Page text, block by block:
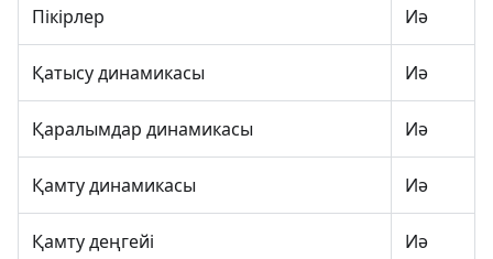
Пікірлер Иә
Қатысу динамикасы Иә
Қаралымдар динамикасы Иә
Қамту динамикасы Иә
Қамту деңгейі Иә